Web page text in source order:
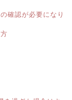
確認が必要になり